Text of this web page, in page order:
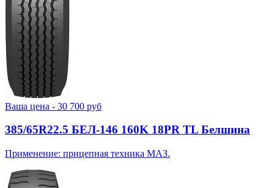
Ваша цена - 30 700 руб
385/65R22.5 БЕЛ-146 160K 18PR TL Белшина
Применение: прицепная техника МАЗ.